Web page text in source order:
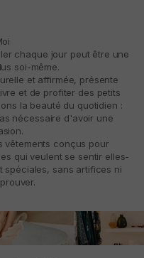
chaque jour peut être une
soi-même.
et affirmée, présente
et de profiter des petits
la beauté du quotidien :
nécessaire d'avoir une
vêtements conçus pour
qui veulent se sentir elles-
spéciales, sans artifices ni